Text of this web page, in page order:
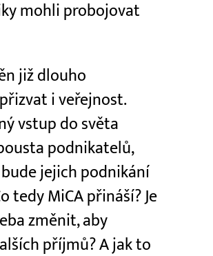
mohli probojovat
již dlouho
i veřejnost.
vstup do světa
podnikatelů,
jejich podnikání
tedy MiCA přináší? Je
změnit, aby
příjmů? A jak to